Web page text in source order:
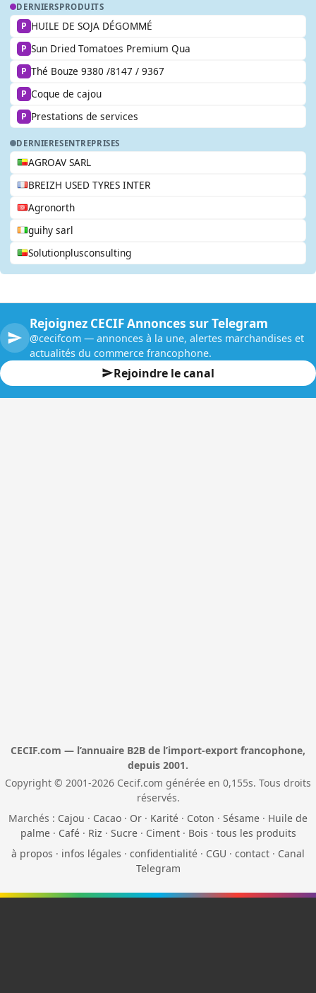
DERNIERSPRODUITS
P HUILE DE SOJA DÉGOMMÉ
P Sun Dried Tomatoes Premium Qua
P Thé Bouze 9380 /8147 / 9367
P Coque de cajou
P Prestations de services
DERNIERESENTREPRISES
AGROAV SARL
BREIZH USED TYRES INTER
Agronorth
guihy sarl
Solutionplusconsulting
Rejoignez CECIF Annonces sur Telegram
@cecifcom — annonces à la une, alertes marchandises et
actualités du commerce francophone.
Rejoindre le canal
CECIF.com — l’annuaire B2B de l’import-export francophone,
depuis 2001.
Copyright © 2001-2026 Cecif.com générée en 0,155s. Tous droits
réservés.
Marchés : Cajou · Cacao · Or · Karité · Coton · Sésame · Huile de
palme· Café· Riz · Sucre· Ciment· Bois · tous les produits
à propos · infos légales · confidentialité · CGU · contact · Canal
Telegram